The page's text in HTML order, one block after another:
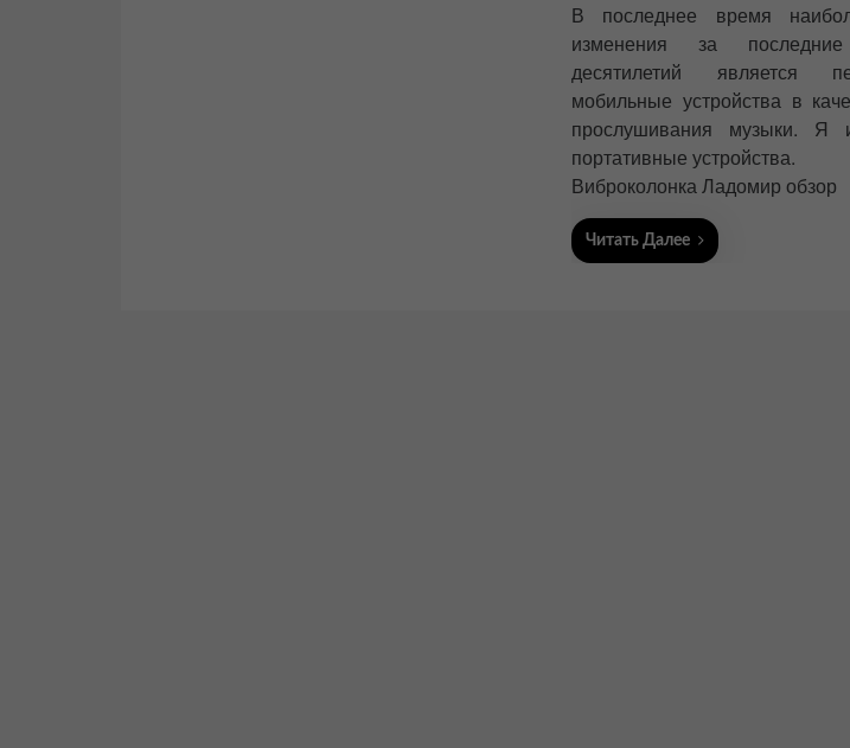
s
e
d
o
В последнее время
изменения за последние
десятилетий является
мобильные устройства в
прослушивания музыки. Я
портативные устройства.
Виброколонка Ладомир обзор
Читать Далее